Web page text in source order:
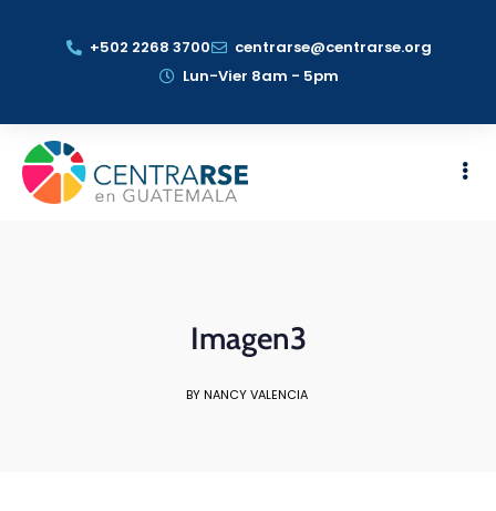
+502 2268 3700
centrarse@centrarse.org
Lun-Vier 8am - 5pm
Imagen3
BY NANCY VALENCIA